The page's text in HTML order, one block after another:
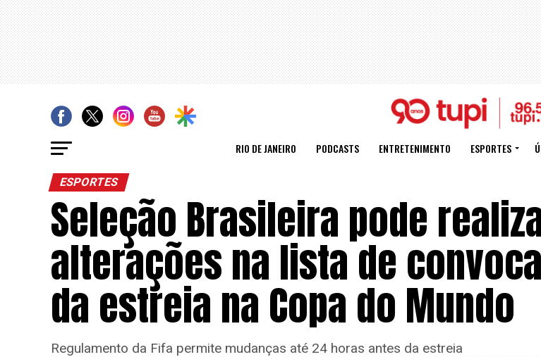
RIO DE JANEIRO PODCASTS ENTRETENIMENTO ESPORTES
ESPORTES
Seleção Brasileira pode
alterações na lista de
da estreia na Copa do Mundo
Regulamento da Fifa permite mudanças até 24 horas antes da estreia